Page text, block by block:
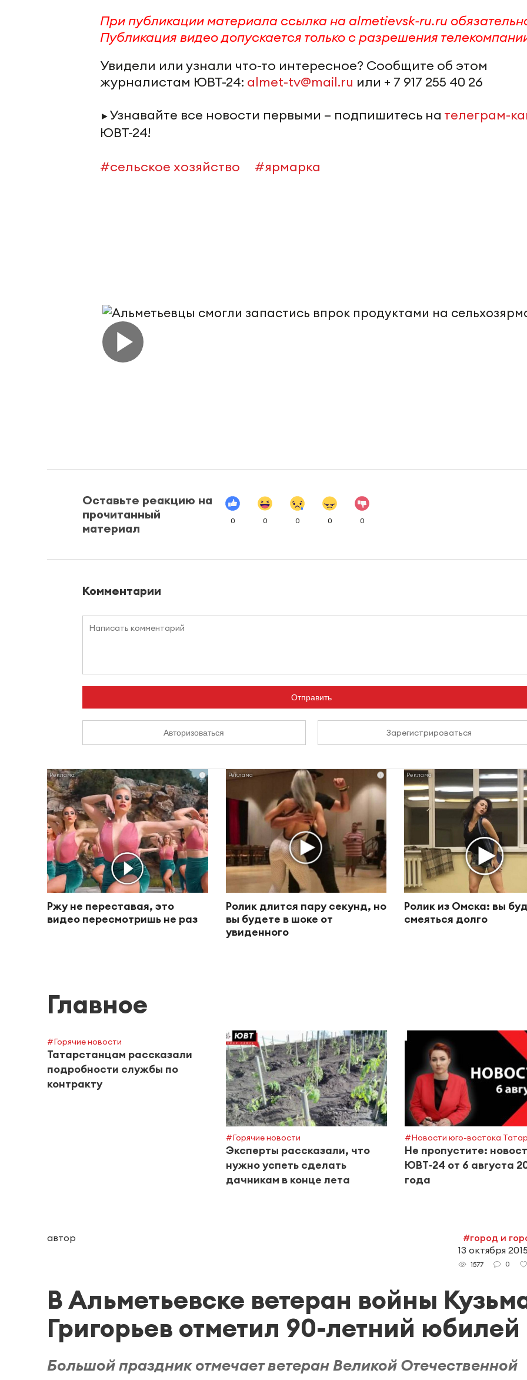
При публикации материала ссылка на almetievsk-ru.ru
Публикация видео допускается только с разрешения
Увидели или узнали что-то интересное? Сообщите об этом
журналистам ЮВТ-24: almet-tv@mail.ru или + 7 917 255 40 26
► Узнавайте все новости первыми – подпишитесь на телеграм-
ЮВТ-24!
#сельское хозяйство #ярмарка
Оставьте реакцию на
прочитанный
материал
0 0 0 0 0
Комментарии
Отправить
Авторизоваться Зарегистрироваться
i
Ржу не переставая, это
видео пересмотришь не раз
i
Ролик длится пару секунд, но
вы будете в шоке от
увиденного
Ролик из Омска: вы
смеяться долго
Главное
#Горячие новости
Татарстанцам рассказали
подробности службы по
контракту
#Горячие новости
Эксперты рассказали, что
нужно успеть сделать
дачникам в конце лета
#Новости юго-востока
Не пропустите:
ЮВТ‑24 от 6 августа
года
автор
#город и
13 октября
1577 0
В Альметьевске ветеран войны
Григорьев отметил 90-летний юбилей
Большой праздник отмечает ветеран Великой Отечественной